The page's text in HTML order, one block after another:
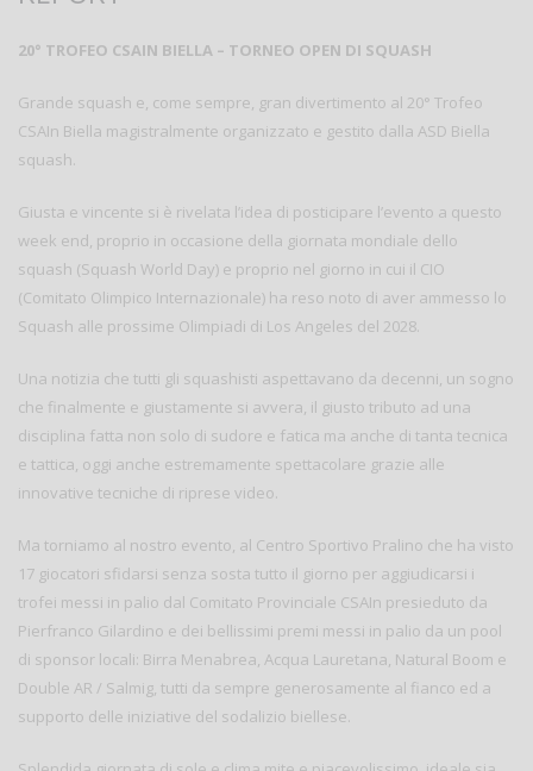
20° TROFEO CSAIN BIELLA – TORNEO OPEN DI SQUASH
Grande squash e, come sempre, gran divertimento al 20° Trofeo
CSAIn Biella magistralmente organizzato e gestito dalla ASD Biella
squash.
Giusta e vincente si è rivelata l’idea di posticipare l’evento a questo
week end, proprio in occasione della giornata mondiale dello
squash (Squash World Day) e proprio nel giorno in cui il CIO
(Comitato Olimpico Internazionale) ha reso noto di aver ammesso lo
Squash alle prossime Olimpiadi di Los Angeles del 2028.
Una notizia che tutti gli squashisti aspettavano da decenni, un sogno
che finalmente e giustamente si avvera, il giusto tributo ad una
disciplina fatta non solo di sudore e fatica ma anche di tanta tecnica
e tattica, oggi anche estremamente spettacolare grazie alle
innovative tecniche di riprese video.
Ma torniamo al nostro evento, al Centro Sportivo Pralino che ha visto
17 giocatori sfidarsi senza sosta tutto il giorno per aggiudicarsi i
trofei messi in palio dal Comitato Provinciale CSAIn presieduto da
Pierfranco Gilardino e dei bellissimi premi messi in palio da un pool
di sponsor locali: Birra Menabrea, Acqua Lauretana, Natural Boom e
Double AR / Salmig, tutti da sempre generosamente al fianco ed a
supporto delle iniziative del sodalizio biellese.